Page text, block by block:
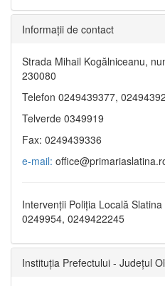
Informaţii de contact
Strada Mihail Kogălniceanu,
230080
Telefon 0249439377,
Telverde 0349919
Fax: 0249439336
e-mail:
Intervenții Poliția Locală Slatina
0249954, 0249422245
Instituția Prefectului - Județul